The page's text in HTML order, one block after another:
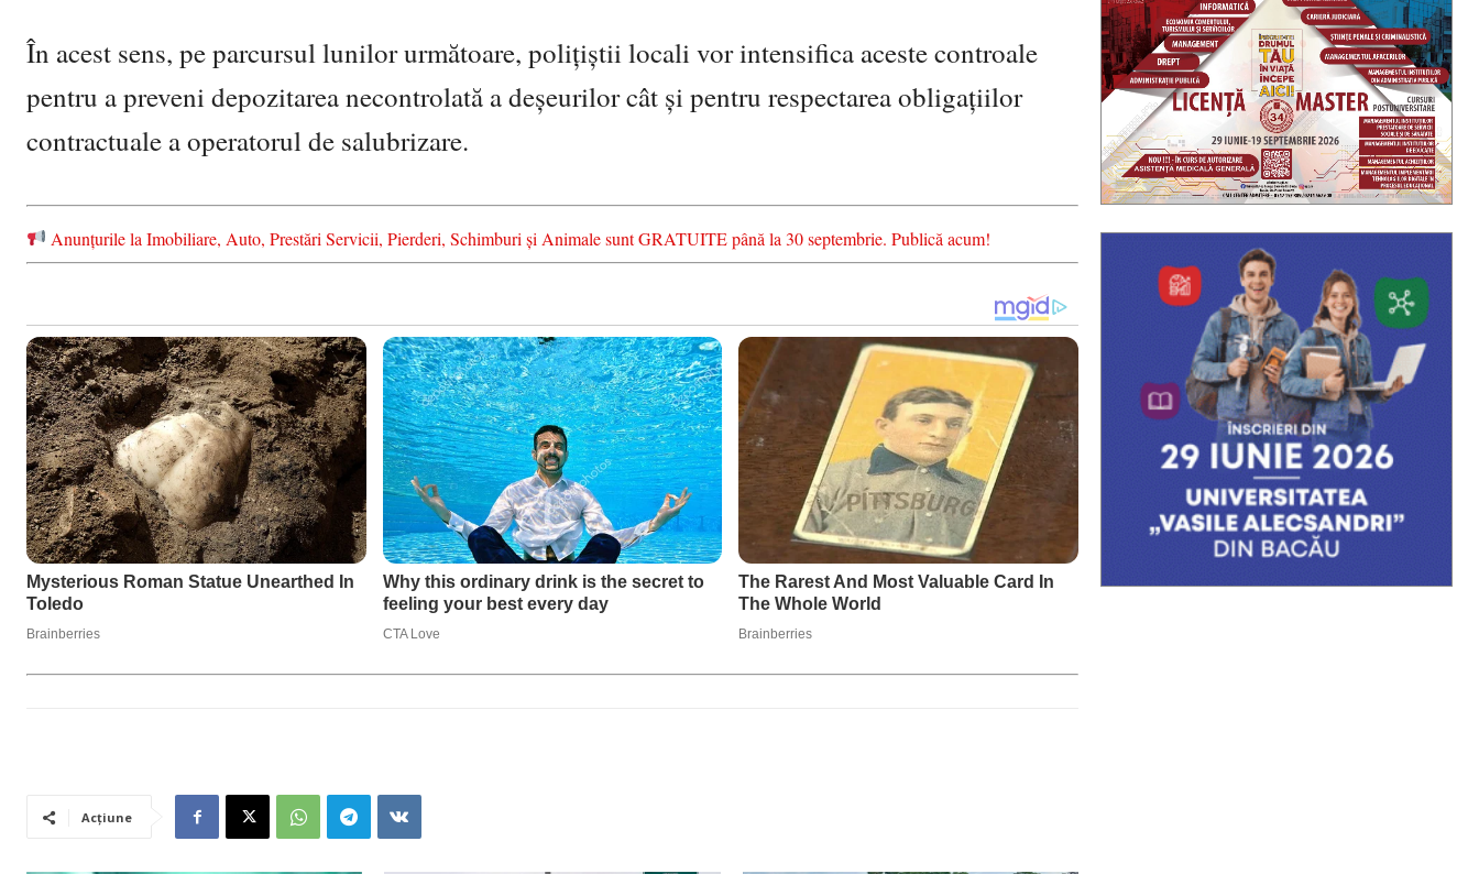
În acest sens, pe parcursul lunilor următoare, polițiștii locali vor intensifica aceste controale
pentru a preveni depozitarea necontrolată a deșeurilor cât și pentru respectarea obligațiilor
contractuale a operatorul de salubrizare.
Anunțurile la Imobiliare, Auto, Prestări Servicii, Pierderi, Schimburi și Animale sunt GRATUITE până la 30 septembrie. Publică acum!
Acțiune